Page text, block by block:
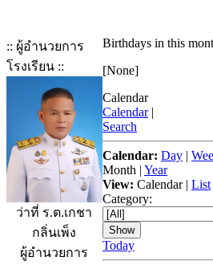
:: ผู้อำนวยการ
โรงเรียน ::
ว่าที่ ร.ต.เกชา
กลิ่นเพ็ง
ผู้อำนวยการ
Birthdays in this
[None]
Calendar
Calendar |
Search
Calendar: Day |
Month | Year
View: Calendar| List
Category:
Today